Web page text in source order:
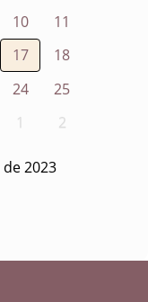
10
11
17
18
24
25
1 2
2023